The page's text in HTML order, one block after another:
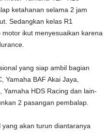
ketahanan selama 2 jam
Sedangkan kelas R1
ikut menyesuaikan karena
yang siap ambil bagian
Yamaha BAF Akai Jaya,
Yamaha HDS Racing dan lain-
2 pasangan pembalap.
akan turun diantaranya